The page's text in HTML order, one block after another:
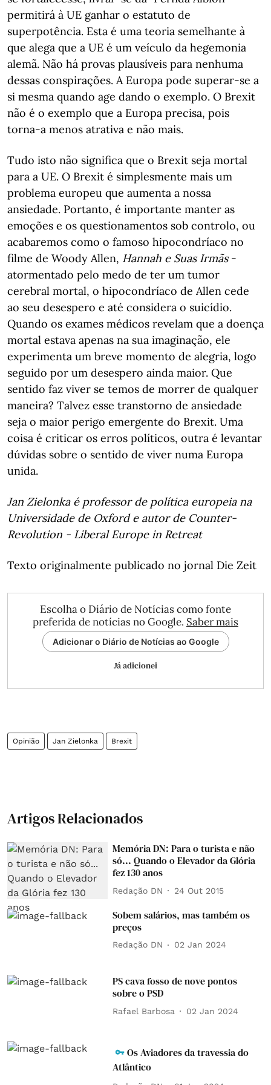
permitirá à UE ganhar o estatuto de
superpotência. Esta é uma teoria semelhante à
que alega que a UE é um veículo da hegemonia
alemã. Não há provas plausíveis para nenhuma
dessas conspirações. A Europa pode superar-se a
si mesma quando age dando o exemplo. O Brexit
não é o exemplo que a Europa precisa, pois
torna-a menos atrativa e não mais.
Tudo isto não significa que o Brexit seja mortal
para a UE. O Brexit é simplesmente mais um
problema europeu que aumenta a nossa
ansiedade. Portanto, é importante manter as
emoções e os questionamentos sob controlo, ou
acabaremos como o famoso hipocondríaco no
filme de Woody Allen, Hannah e Suas Irmãs-
atormentado pelo medo de ter um tumor
cerebral mortal, o hipocondríaco de Allen cede
ao seu desespero e até considera o suicídio.
Quando os exames médicos revelam que a doença
mortal estava apenas na sua imaginação, ele
experimenta um breve momento de alegria, logo
seguido por um desespero ainda maior. Que
sentido faz viver se temos de morrer de qualquer
maneira? Talvez esse transtorno de ansiedade
seja o maior perigo emergente do Brexit. Uma
coisa é criticar os erros políticos, outra é levantar
dúvidas sobre o sentido de viver numa Europa
unida.
Jan Zielonka é professor de política europeia na
Universidade de Oxford e autor de Counter-
Revolution - Liberal Europe in Retreat
Texto originalmente publicado no jornal Die Zeit
Escolha o Diário de Notícias como fonte
preferida de notícias no Google. Saber mais
Adicionar o Diário de Notícias ao Google
Já adicionei
Opinião Jan Zielonka Brexit
Artigos Relacionados
Memória DN: Para o turista e não
só... Quando o Elevador da Glória
fez 130 anos
Redação DN 24 Out 2015
Sobem salários, mas também os
preços
Redação DN 02 Jan 2024
PS cava fosso de nove pontos
sobre o PSD
Rafael Barbosa 02 Jan 2024
Os Aviadores da travessia do
Atlântico